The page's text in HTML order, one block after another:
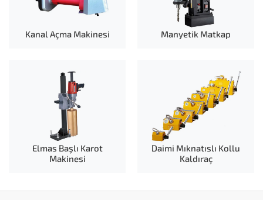
Kanal Açma Makinesi Manyetik Matkap
Elmas Başlı Karot
Makinesi
Daimi Mıknatıslı Kollu
Kaldıraç